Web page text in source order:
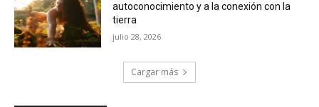
autoconocimiento y a la conexión con la
tierra
julio 28, 2026
Cargar más